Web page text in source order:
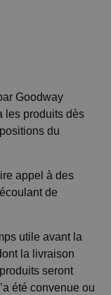
Goodway
les produits dès
du
appel à des
de
utile avant la
la livraison
seront
été convenue ou